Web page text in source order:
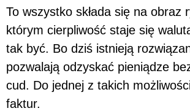
To wszystko składa się na obraz
którym cierpliwość staje się
tak być. Bo dziś istnieją
pozwalają odzyskać pieniądze
cud. Do jednej z takich
faktur.